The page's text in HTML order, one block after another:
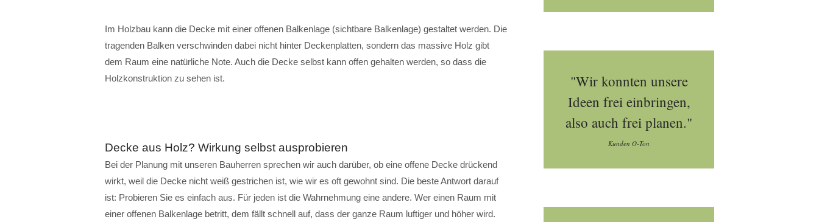
Im Holzbau kann die Decke mit einer offenen Balkenlage (sichtbare Balkenlage) gestaltet werden. Die
tragenden Balken verschwinden dabei nicht hinter Deckenplatten, sondern das massive Holz gibt
dem Raum eine natürliche Note. Auch die Decke selbst kann offen gehalten werden, so dass die
Holzkonstruktion zu sehen ist.
Decke aus Holz? Wirkung selbst ausprobieren
Bei der Planung mit unseren Bauherren sprechen wir auch darüber, ob eine offene Decke drückend
wirkt, weil die Decke nicht weiß gestrichen ist, wie wir es oft gewohnt sind. Die beste Antwort darauf
ist: Probieren Sie es einfach aus. Für jeden ist die Wahrnehmung eine andere. Wer einen Raum mit
einer offenen Balkenlage betritt, dem fällt schnell auf, dass der ganze Raum luftiger und höher wird.
"Wir konnten unsere
Ideen frei einbringen,
also auch frei planen."
Kunden O-Ton